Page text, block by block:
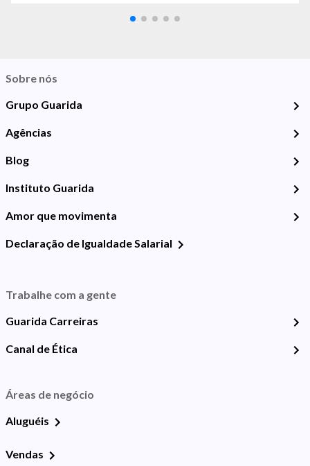
Sobre nós
Grupo Guarida
Agências
Blog
Instituto Guarida
Amor que movimenta
Declaração de Igualdade Salarial
Trabalhe com a gente
Guarida Carreiras
Canal de Ética
Áreas de negócio
Aluguéis
Vendas